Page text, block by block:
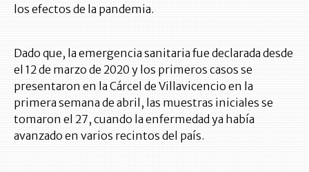
los efectos de la pandemia.
Dado que, la emergencia sanitaria fue declarada desde
el 12 de marzo de 2020 y los primeros casos se
presentaron en la Cárcel de Villavicencio en la
primera semana de abril, las muestras iniciales se
tomaron el 27, cuando la enfermedad ya había
avanzado en varios recintos del país.